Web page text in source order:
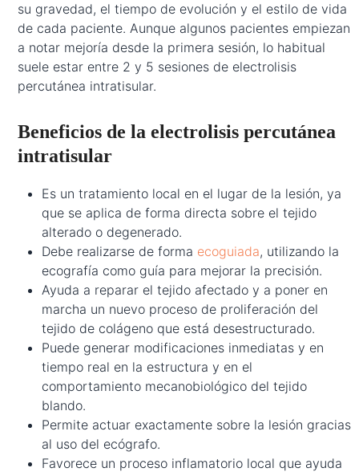
su gravedad, el tiempo de evolución y el estilo de vida
de cada paciente. Aunque algunos pacientes empiezan
a notar mejoría desde la primera sesión, lo habitual
suele estar entre 2 y 5 sesiones de electrolisis
percutánea intratisular.
Beneficios de la electrolisis percutánea
intratisular
Es un tratamiento local en el lugar de la lesión, ya
que se aplica de forma directa sobre el tejido
alterado o degenerado.
Debe realizarse de forma ecoguiada, utilizando la
ecografía como guía para mejorar la precisión.
Ayuda a reparar el tejido afectado y a poner en
marcha un nuevo proceso de proliferación del
tejido de colágeno que está desestructurado.
Puede generar modificaciones inmediatas y en
tiempo real en la estructura y en el
comportamiento mecanobiológico del tejido
blando.
Permite actuar exactamente sobre la lesión gracias
al uso del ecógrafo.
Favorece un proceso inflamatorio local que ayuda